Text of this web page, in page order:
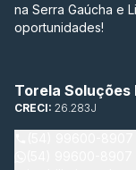
na Serra Gaúcha e
oportunidades!
Torela Soluções
CRECI: 26.283J